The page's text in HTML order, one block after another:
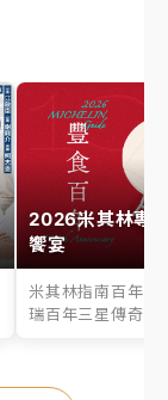
2026米其林專
饗宴
米其林指南百年之
瑞百年三星傳奇、